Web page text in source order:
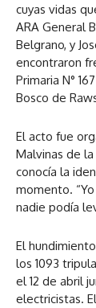
cuyas vidas
ARA General
Belgrano, y
encontraron
Primaria N°
Bosco de
El acto fue
Malvinas de
conocía la
momento.
nadie podía
El
los 1093
el 12 de abril
electricistas.